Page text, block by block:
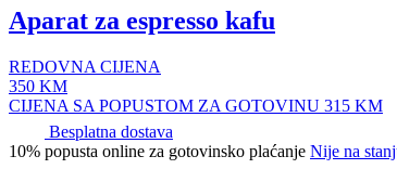
Aparat za espresso kafu
REDOVNA CIJENA
350 KM
CIJENA SA POPUSTOM ZA GOTOVINU 315 KM
Besplatna dostava
10% popusta online za gotovinsko plaćanje Nije na